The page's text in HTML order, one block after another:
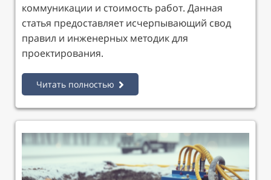
коммуникации и стоимость работ. Данная
статья предоставляет исчерпывающий свод
правил и инженерных методик для
проектирования.
Читать полностью